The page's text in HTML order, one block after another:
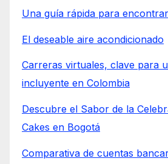
Una guía rápida para
El deseable aire acondicionado
Carreras virtuales, clave para
incluyente en Colombia
Descubre el Sabor de la
Cakes en Bogotá
Comparativa de cuentas